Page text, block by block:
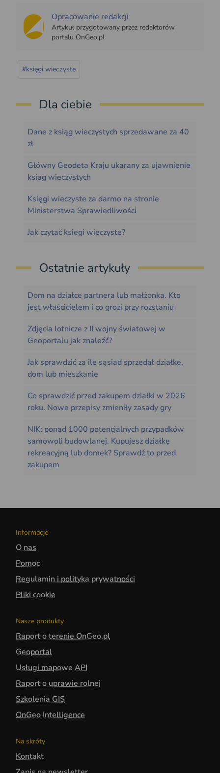
Opracowanie redakcji
Artykuł przygotowany przez redaktorów
portalu OnGeo.pl
#księgi wieczyste
Dla ciebie
Dane z ksiąg wieczystych sprzedawane za 40
zł
Główny Geodeta Kraju ukarany za ujawnienie
ksiąg wieczystych
Księgi wieczyste za darmo na stronie
Ministerstwa Sprawiedliwości
Jak czytać księgi wieczyste?
Ostatnie artykuły
Dom na działce partnera lub małżonka. Kto
jest właścicielem i co grozi przy rozstaniu
Zdjęcia lotnicze z II wojny światowej w
Geoportalu jak znaleźć?
Jak sprawdzić za ile sąsiad sprzedał działkę,
dom lub mieszkanie
Co sprawdzić przed zakupem działki w 2026
roku. Nowe przepisy zmieniły zasady gry
NIK: ponad 1000 potencjalnych przypadków
samowoli budowlanej. Kupujesz działkę
rekreacyjną lub domek? Sprawdź to przed
zakupem
Informacje
O nas
Pomoc
Regulamin i polityka prywatności
Pliki cookie
Nasze produkty
Raport o terenie OnGeo.pl
Geoportal
Usługi mapowe API
Raport o uprawie rolnej
Szkolenia GIS
OnGeo Intelligence
Na skróty
Kontakt